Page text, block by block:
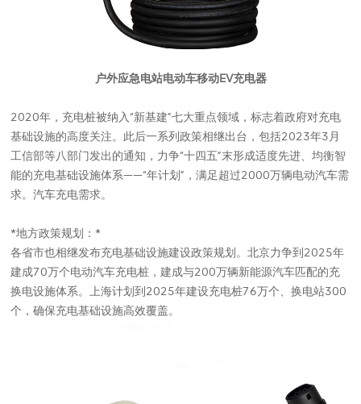
户外应急电站电动车移动EV充电器
2020年，充电桩被纳入“新基建”七大重点领域，标志着政府对充电
基础设施的高度关注。此后一系列政策相继出台，包括2023年3月
工信部等八部门发出的通知，力争“十四五”末形成适度先进、均衡智
能的充电基础设施体系——“年计划”，满足超过2000万辆电动汽车需
求。汽车充电需求。
*地方政策规划：*
各省市也相继发布充电基础设施建设政策规划。北京力争到2025年
建成70万个电动汽车充电桩，建成与200万辆新能源汽车匹配的充
换电设施体系。上海计划到2025年建设充电桩76万个、换电站300
个，确保充电基础设施高效覆盖。